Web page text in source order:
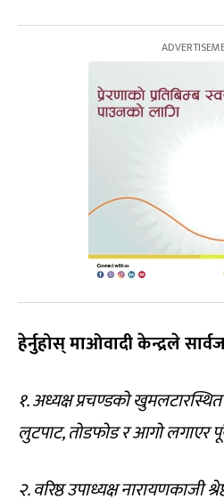
हेर्नुहोस् माओवादी केन्द्रले
१. अध्यक्ष प्रचण्डको
लुटपाट, तोडफोड र आगो लगाएर
२. वरिष्ठ उपाध्यक्ष नारायणकाजी